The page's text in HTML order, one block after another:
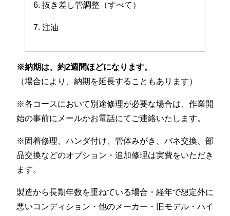
6. 抜き差し管調整（すべて）
7. 注油
※納期は、約2週間ほどになります。
（場合により、納期を延長することもあります）
※各コースにおいて別途修理が必要な場合は、作業開
始の事前にメールかお電話にてご連絡いたします。
※固着修理、ハンダ付け、管体みがき、バネ交換、部
品交換などのオプション・追加修理は実費をいただき
ます。
製造から長期年数を重ねている場合・経年で想定外に
悪いコンディション・他のメーカー・旧モデル・ハイ